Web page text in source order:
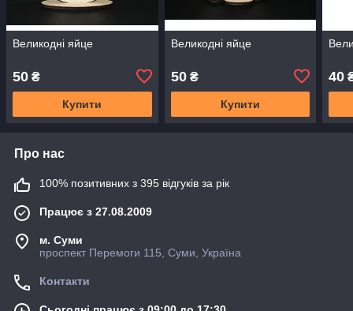
Великодні яйце
50 ₴
Купити
Великодні яйце
50₴
Купити
40
Про нас
100% позитивних з 395 відгуків за рік
Працює з 27.08.2009
м. Суми
проспект Перемоги 115, Суми, Україна
Контакти